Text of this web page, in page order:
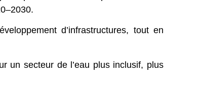
d’infrastructures, tout en
un secteur de l’eau plus inclusif, plus